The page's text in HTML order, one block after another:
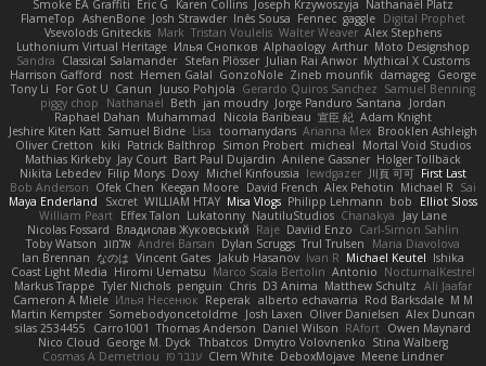
Smoke EA Graffiti Eric G Karen Collins Joseph Krzywoszyja Nathanaël Platz
FlameTop AshenBone Josh Strawder Inês Sousa Fennec gaggle Digital Prophet
Vsevolods Gniteckis Mark Tristan Voulelis Walter Weaver Alex Stephens
Luthonium Virtual Heritage Илья Снопков Alphaology Arthur Moto Designshop
Sandra Classical Salamander Stefan Plösser Julian Rai Anwor Mythical X Customs
Harrison Gafford
nost Hemen Galal GonzoNole Zineb mounfik damageg George
Tony Li For Got U Canun Juuso Pohjola Gerardo Quiros Sanchez Samuel Benning
piggy chop
Nathanaël Beth jan moudry Jorge Panduro Santana
Jordan
Raphael Dahan Muhammad Nicola Baribeau 宣臣 紀 Adam Knight
Jeshire Kiten Katt Samuel Bidne Lisa toomanydans Arianna Mex Brooklen Ashleigh
Oliver Cretton
kiki Patrick Balthrop Simon Probert micheal
Mortal Void Studios
Mathias Kirkeby Jay Court Bart Paul Dujardin Anilene Gassner Holger Tollbäck
Nikita Lebedev Filip Morys Doxy Michel Kinfoussia lewdgazer 川頁 可可 First Last
Bob Anderson Ofek Chen Keegan Moore David French Alex Pehotin Michael R Sai
Maya Enderland
Sxcret WILLIAM HTAY Misa Vlogs Philipp Lehmann bob
Elliot Sloss
William Peart Effex Talon Lukatonny NautiluStudios Chanakya
Jay Lane
Nicolas Fossard Владислав Жуковський Raje Daviid Enzo Carl-Simon Sahlin
Toby Watson אלמוג Andrei Barsan Dylan Scruggs Trul Trulsen
Maria Diavolova
Ian Brennan なのは Vincent Gates Jakub Hasanov Ivan R Michael Keutel Ishika
Coast Light Media Hiromi Uematsu Marco Scala Bertolin Antonio NocturnalKestrel
Markus Trappe Tyler Nichols penguin Chris D3 Anima Matthew Schultz Ali Jaafar
Cameron A Miele Илья Несенюк Reperak alberto echavarria Rod Barksdale M M
Martin Kempster Somebodyoncetoldme Josh Laxen Oliver Danielsen Alex Duncan
silas 2534455
Carro1001 Thomas Anderson Daniel Wilson RAfort Owen Maynard
Nico Cloud George M. Dyck Thbatcos Dmytro Volovnenko Stina Walberg
Cosmas A Demetriou ענבר פז Clem White DeboxMojave Meene Lindner